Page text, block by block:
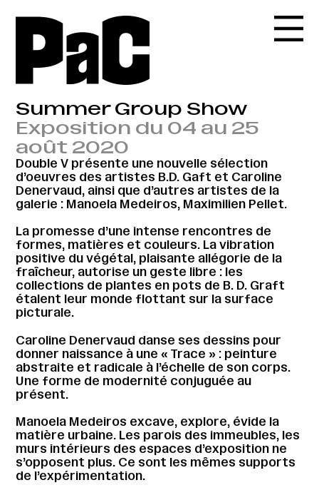
Summer Group Show
Exposition du 04 au 25
août 2020
Double V présente une nouvelle sélection
d’oeuvres des artistes B.D. Gaft et Caroline
Denervaud, ainsi que d’autres artistes de la
galerie : Manoela Medeiros, Maximilien Pellet.
La promesse d’une intense rencontres de
formes, matières et couleurs. La vibration
positive du végétal, plaisante allégorie de la
fraîcheur, autorise un geste libre : les
collections de plantes en pots de B. D. Graft
étalent leur monde flottant sur la surface
picturale.
Caroline Denervaud danse ses dessins pour
donner naissance à une « Trace » : peinture
abstraite et radicale à l’échelle de son corps.
Une forme de modernité conjuguée au
présent.
Manoela Medeiros excave, explore, évide la
matière urbaine. Les parois des immeubles, les
murs intérieurs des espaces d’exposition ne
s’opposent plus. Ce sont les mêmes supports
de l’expérimentation.